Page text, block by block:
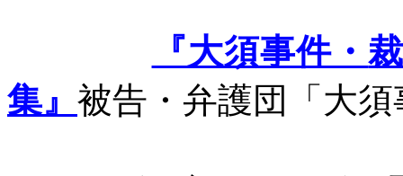
『大須事件・
集』 被告・弁護団「大